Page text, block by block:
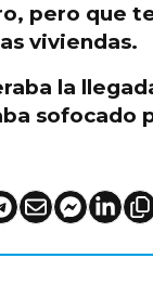
, pero que
viviendas.
la
sofocado